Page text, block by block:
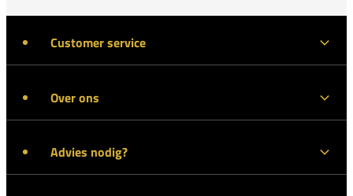
Customer service
Over ons
Advies nodig?